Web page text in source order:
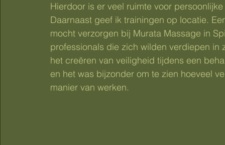
Hierdoor is er veel ruimte voor
Daarnaast geef ik trainingen op locatie.
mocht verzorgen bij Murata Massage in
professionals die zich wilden verdiepen
het creëren van veiligheid tijdens een
en het was bijzonder om te zien hoeveel
manier van werken.